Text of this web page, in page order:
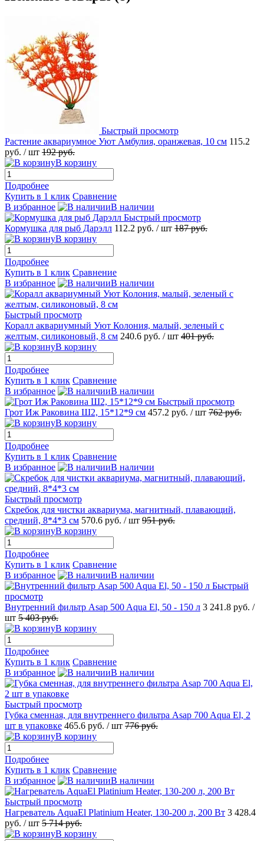
Быстрый просмотр
Растение аквариумное Уют Амбулия, оранжевая, 10 см 115.2
руб. / шт 192руб.
В корзину
Подробнее
Купить в 1 клик Сравнение
В избранное
В наличии
Быстрый просмотр
Кормушка для рыб Дарэлл 112.2 руб. / шт 187руб.
В корзину
Подробнее
Купить в 1 клик Сравнение
В избранное
В наличии
Быстрый просмотр
Коралл аквариумный Уют Колония, малый, зеленый с
желтым, силиконовый, 8 см 240.6 руб. / шт 401руб.
В корзину
Подробнее
Купить в 1 клик Сравнение
В избранное
В наличии
Быстрый просмотр
Грот Иж Раковина Ш2, 15*12*9 см 457.2 руб. / шт 762руб.
В корзину
Подробнее
Купить в 1 клик Сравнение
В избранное
В наличии
Быстрый просмотр
Скребок для чистки аквариума, магнитный, плавающий,
средний, 8*4*3 см 570.6 руб. / шт 951руб.
В корзину
Подробнее
Купить в 1 клик Сравнение
В избранное
В наличии
Быстрый
просмотр
Внутренний фильтр Asap 500 Aqua El, 50 - 150 л 3 241.8 руб. /
шт 5 403руб.
В корзину
Подробнее
Купить в 1 клик Сравнение
В избранное
В наличии
Быстрый просмотр
Губка сменная, для внутреннего фильтра Asap 700 Aqua El, 2
шт в упаковке 465.6 руб. / шт 776руб.
В корзину
Подробнее
Купить в 1 клик Сравнение
В избранное
В наличии
Быстрый просмотр
Нагреватель AquaEl Platinium Heater, 130-200 л, 200 Вт 3 428.4
руб. / шт 5 714руб.
В корзину